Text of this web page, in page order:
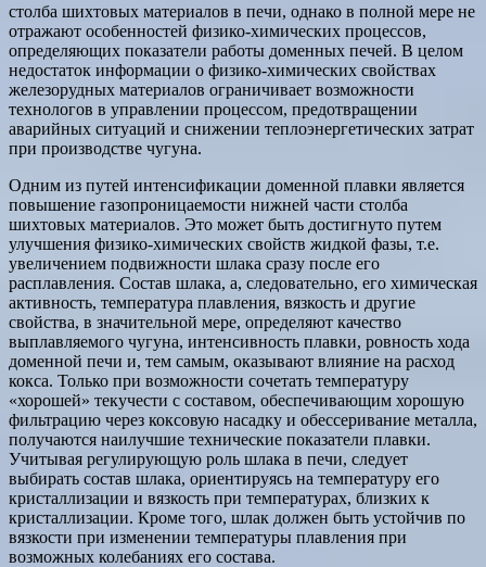
столба шихтовых материалов в печи, однако в полной мере не
отражают особенностей физико-химических процессов,
определяющих показатели работы доменных печей. В целом
недостаток информации о физико-химических свойствах
железорудных материалов ограничивает возможности
технологов в управлении процессом, предотвращении
аварийных ситуаций и снижении теплоэнергетических затрат
при производстве чугуна.
Одним из путей интенсификации доменной плавки является
повышение газопроницаемости нижней части столба
шихтовых материалов. Это может быть достигнуто путем
улучшения физико-химических свойств жидкой фазы, т.е.
увеличением подвижности шлака сразу после его
расплавления. Состав шлака, а, следовательно, его химическая
активность, температура плавления, вязкость и другие
свойства, в значительной мере, определяют качество
выплавляемого чугуна, интенсивность плавки, ровность хода
доменной печи и, тем самым, оказывают влияние на расход
кокса. Только при возможности сочетать температуру
«хорошей» текучести с составом, обеспечивающим хорошую
фильтрацию через коксовую насадку и обессеривание металла,
получаются наилучшие технические показатели плавки.
Учитывая регулирующую роль шлака в печи, следует
выбирать состав шлака, ориентируясь на температуру его
кристаллизации и вязкость при температурах, близких к
кристаллизации. Кроме того, шлак должен быть устойчив по
вязкости при изменении температуры плавления при
возможных колебаниях его состава.